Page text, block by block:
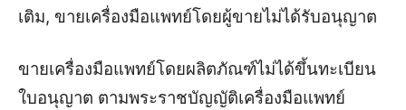
เติม, ขายเครื่องมือแพทย์โดยผู้ขายไม่ได้รับอนุญาต
ขายเครื่องมือแพทย์โดยผลิตภัณฑ์ไม่ได้ขึ้นทะเบียน
ใบอนุญาต ตามพระราชบัญญัติเครื่องมือแพทย์